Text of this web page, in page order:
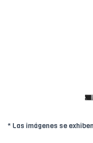
* Las imágenes se